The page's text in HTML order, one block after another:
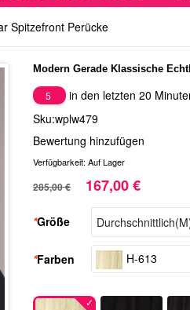
Spitzefront Perücke
Modern Gerade Klassische
5
in den letzten 20
Sku:wplw479
Bewertung hinzufügen
Verfügbarkeit: Auf Lager
285,00 € 167,00 €
*Größe
*Farben H-613